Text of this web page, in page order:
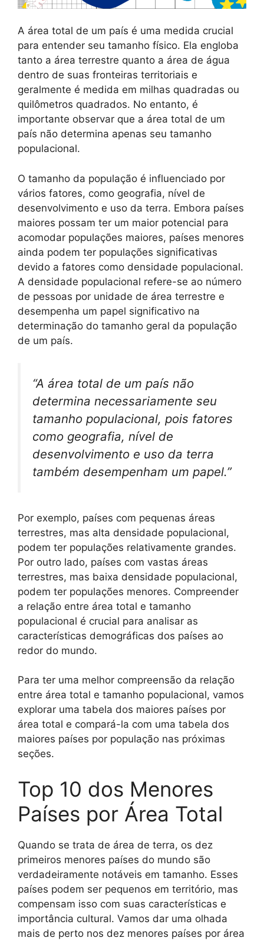
A área total de um país é uma medida crucial
para entender seu tamanho físico. Ela engloba
tanto a área terrestre quanto a área de água
dentro de suas fronteiras territoriais e
geralmente é medida em milhas quadradas ou
quilômetros quadrados. No entanto, é
importante observar que a área total de um
país não determina apenas seu tamanho
populacional.
O tamanho da população é influenciado por
vários fatores, como geografia, nível de
desenvolvimento e uso da terra. Embora países
maiores possam ter um maior potencial para
acomodar populações maiores, países menores
ainda podem ter populações significativas
devido a fatores como densidade populacional.
A densidade populacional refere-se ao número
de pessoas por unidade de área terrestre e
desempenha um papel significativo na
determinação do tamanho geral da população
de um país.
“A área total de um país não
determina necessariamente seu
tamanho populacional, pois fatores
como geografia, nível de
desenvolvimento e uso da terra
também desempenham um papel.”
Por exemplo, países com pequenas áreas
terrestres, mas alta densidade populacional,
podem ter populações relativamente grandes.
Por outro lado, países com vastas áreas
terrestres, mas baixa densidade populacional,
podem ter populações menores. Compreender
a relação entre área total e tamanho
populacional é crucial para analisar as
características demográficas dos países ao
redor do mundo.
Para ter uma melhor compreensão da relação
entre área total e tamanho populacional, vamos
explorar uma tabela dos maiores países por
área total e compará-la com uma tabela dos
maiores países por população nas próximas
seções.
Top 10 dos Menores
Países por Área Total
Quando se trata de área de terra, os dez
primeiros menores países do mundo são
verdadeiramente notáveis em tamanho. Esses
países podem ser pequenos em território, mas
compensam isso com suas características e
importância cultural. Vamos dar uma olhada
mais de perto nos dez menores países por área